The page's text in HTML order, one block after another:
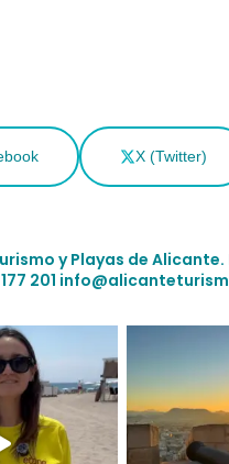
X (Twitter)
y Playas de Alicante.
201